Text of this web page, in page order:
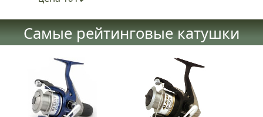
Самые рейтинговые катушки